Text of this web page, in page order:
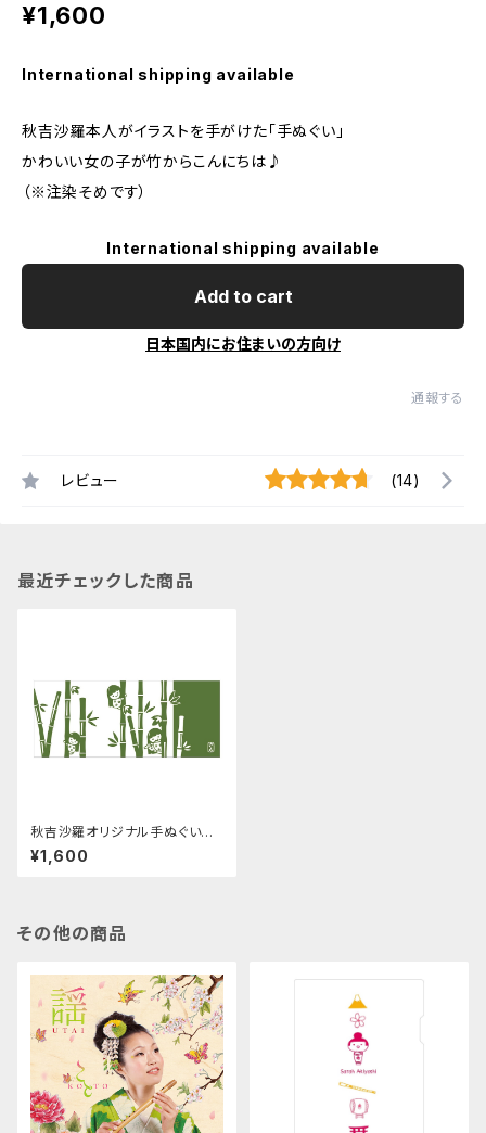
¥1,600
International shipping available
秋吉沙羅本人がイラストを手がけた「手ぬぐい」
かわいい女の子が竹からこんにちは♪
（※注染そめです）
International shipping available
Add to cart
日本国内にお住まいの方向け
通報する
レビュー (14)
最近チェックした商品
秋吉沙羅オリジナル手ぬぐい
竹
¥1,600
その他の商品